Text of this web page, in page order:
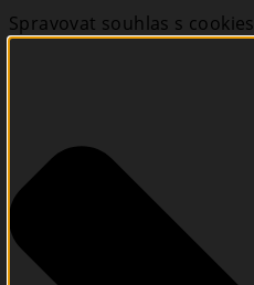
Spravovat souhlas s cookies